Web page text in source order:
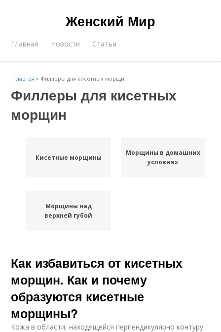
Женский Мир
Главная Новости Статьи
Главная » Филлеры для кисетных морщин
Филлеры для кисетных
морщин
Кисетные морщины
Морщины в домашних
условиях
Морщины над
верхней губой
Как избавиться от кисетных
морщин. Как и почему
образуются кисетные
морщины?
Кожа в области, находящейся перпендикулярно контуру